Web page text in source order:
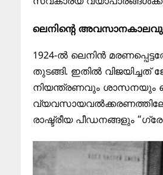
ലെനിന്റെ അവസാനകാലവും
1924-ൽ ലെനിൻ
തുടങ്ങി. ഇതിൽ വിജയിച്ചത്
നിയന്ത്രണവും ശാസനയും
രാഷ്ട്രീയ പീഡനങ്ങളും